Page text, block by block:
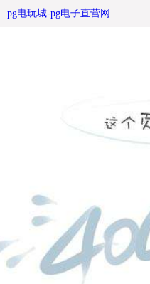
滚动灯箱|滚动广
pg电玩城-pg电子直营网